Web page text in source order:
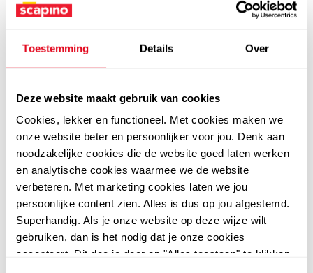
Toestemming Details Over
Deze website maakt gebruik van cookies
Cookies, lekker en functioneel. Met cookies maken we
onze website beter en persoonlijker voor jou. Denk aan
noodzakelijke cookies die de website goed laten werken
en analytische cookies waarmee we de website
verbeteren. Met marketing cookies laten we jou
persoonlijke content zien. Alles is dus op jou afgestemd.
Superhandig. Als je onze website op deze wijze wilt
gebruiken, dan is het nodig dat je onze cookies
accepteert. Dit doe je door op "Alles toestaan" te klikken.